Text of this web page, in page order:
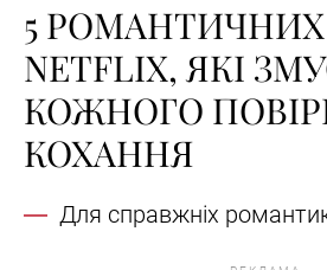
5
NETFLIX, ЯКІ
КОЖНОГО
КОХАННЯ
Для справжніх